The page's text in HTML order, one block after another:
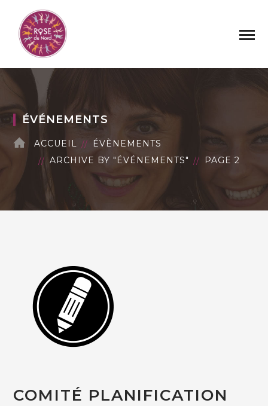
ÉVÉNEMENTS
ACCUEIL
ÉVÈNEMENTS
ARCHIVE BY "ÉVÉNEMENTS"
PAGE 2
COMITÉ PLANIFICATION